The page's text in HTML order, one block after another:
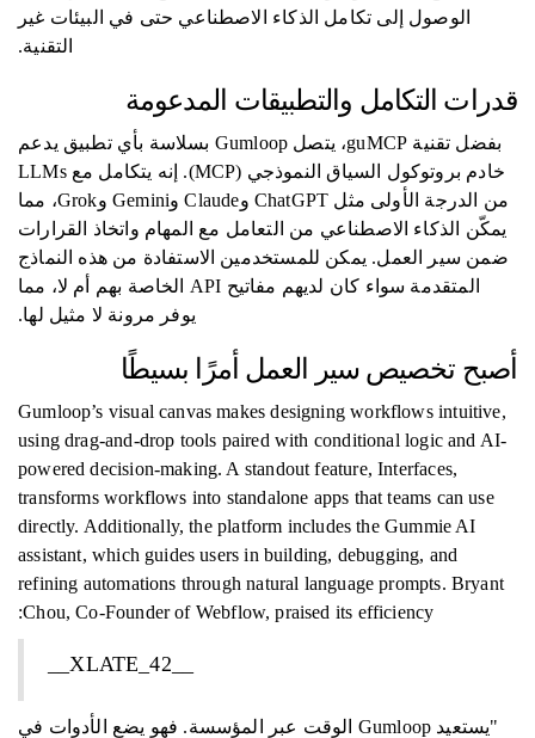
الوصول إلى تكامل الذكاء الاصطناعي حتى في البيئات غير
التقنية.
قدرات التكامل والتطبيقات المدعومة
بفضل تقنية guMCP، يتصل Gumloop بسلاسة بأي تطبيق يدعم
خادم بروتوكول السياق النموذجي (MCP). إنه يتكامل مع LLMs
من الدرجة الأولى مثل ChatGPT وClaude وGemini وGrok، مما
يمكّن الذكاء الاصطناعي من التعامل مع المهام واتخاذ القرارات
ضمن سير العمل. يمكن للمستخدمين الاستفادة من هذه النماذج
المتقدمة سواء كان لديهم مفاتيح API الخاصة بهم أم لا، مما
يوفر مرونة لا مثيل لها.
أصبح تخصيص سير العمل أمرًا بسيطًا
Gumloop’s visual canvas makes designing workflows intuitive,
using drag-and-drop tools paired with conditional logic and AI-
powered decision-making. A standout feature, Interfaces,
transforms workflows into standalone apps that teams can use
directly. Additionally, the platform includes the Gummie AI
assistant, which guides users in building, debugging, and
refining automations through natural language prompts. Bryant
Chou, Co-Founder of Webflow, praised its efficiency:
"يستعيد Gumloop الوقت عبر المؤسسة. فهو يضع الأدوات في